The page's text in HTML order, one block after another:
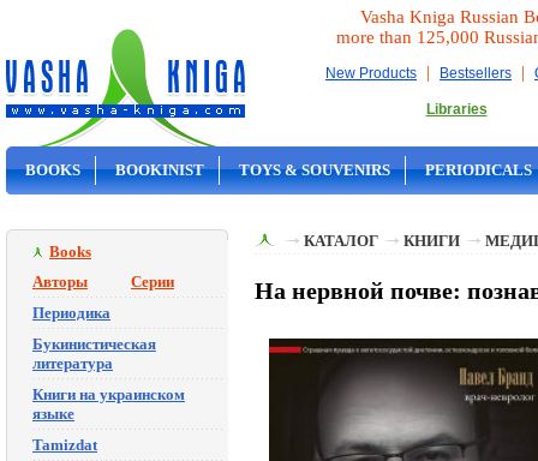
Vasha Kniga Russian
more than 125,000
New Products | Bestsellers |
Libraries
BOOKS BOOKINIST TOYS & SOUVENIRS PERIODICALS
Books
Авторы
Серии
Периодика
Букинистическая
литература
Книги на украинском
языке
Tamizdat
КАТАЛОГ КНИГИ
На нервной почве: